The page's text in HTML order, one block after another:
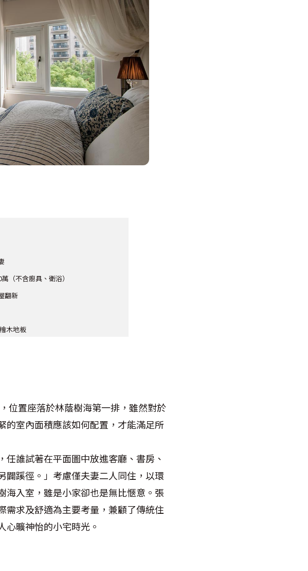
（不含廚具、衛浴）
翻新
木地板
位置座落於林蔭樹海第一排，雖然對於
的室內面積應該如何配置，才能滿足所
誰試著在平面圖中放進客廳、書房、
闢蹊徑。」考慮僅夫妻二人同住，以環
海入室，雖是小家卻也是無比愜意。張
需求及舒適為主要考量，兼顧了傳統住
心曠神怡的小宅時光。